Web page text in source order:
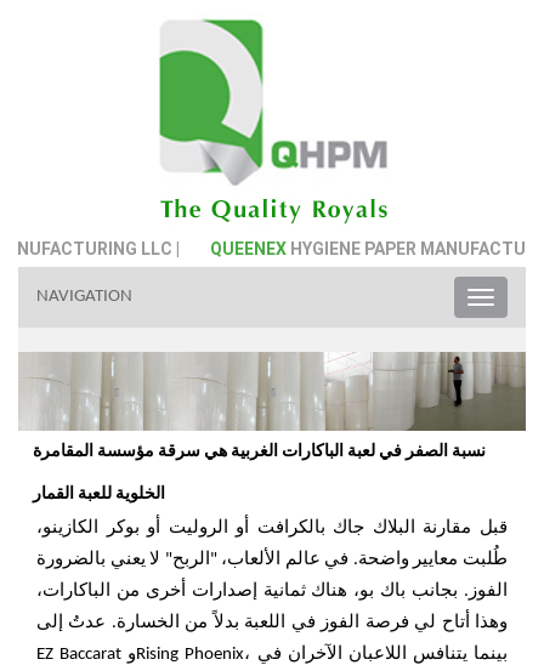
LLC | QUEENEXHYGIENE PAPER MANUFACTURING
Toggle
NAVIGATION
نسبة الصفر في لعبة الباكارات الغربية هي سرقة مؤسسة المقامرة
الخلوية للعبة القمار
قبل مقارنة البلاك جاك بالكرافت أو الروليت أو بوكر الكازينو،
طُلبت معايير واضحة. في عالم الألعاب، "الربح" لا يعني بالضرورة
الفوز. بجانب باك بو، هناك ثمانية إصدارات أخرى من الباكارات،
وهذا أتاح لي فرصة الفوز في اللعبة بدلاً من الخسارة. عدتُ إلى
EZ Baccarat وRising Phoenix، بينما يتنافس اللاعبان الآخران في